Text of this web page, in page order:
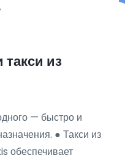
из
— быстро и
● Такси из
обеспечивает